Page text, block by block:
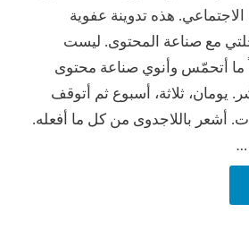
هذه تدوينة عفوية
مع صناعة المحتوى. ليست
ما أتحمّس وأنوي صناعة محتوى
يومان، ثلاثة، أسبوع ثم أتوقف
أشعر باللاجدوى من كل ما أفعله.
…